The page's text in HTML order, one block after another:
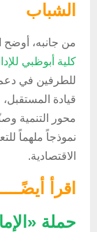
الشباب
من جانبه،
كلية أبوظبي
للطرفين في
قيادة
محور التنمية
نموذجاً ملهماً
الاقتصادية.
اقرأ
حملة